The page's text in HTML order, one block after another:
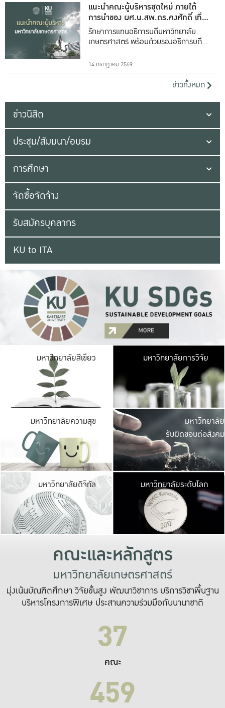
แนะนำคณะผู้บริหารชุดใหม่ ภายใต้
การนำของ ผศ.น.สพ.ดร.คงศักดิ์ เที่ยง
ธรรม
รักษาการแทนอธิการบดีมหาวิทยาลัย
เกษตรศาสตร์ พร้อมด้วยรองอธิการบดีทั้ง
14 กรกฎาคม 2569
ข่าวทั้งหมด
ข่าวนิสิต
ประชุม/สัมมนา/อบรม
การศึกษา
จัดซื้อจัดจ้าง
รับสมัครบุคลากร
KU to ITA
มหาวิทยาลัยสีเขียว มหาวิ
มีพื้นที่เขียวสดใส
เป็นป่าในเมือง เกษต
มหาวิทยาลัยการวิจัย
มหาวิทยาลัยความสุข มหาวิ
ค
เปิดประ
และพบเรื่องราวใ
มหาวิทยาลัย
รับผิดชอบต่อสังคม
มหาวิทยาลัยดิจิทัล มหาวิ
เปลี่ยนแปลง แล
เพื่อทำง
ระบบสารสนเทศ
มหาวิทยาลัยระดับโลก
คณะและหลักสูตร
มหาวิทยาลัยเกษตรศาสตร์
มุ่งเน้นบัณฑิตศึกษา วิจัยขั้นสูง พัฒนาวิชาการ บริการวิชาพื้นฐาน
บริหารโครงการพิเศษ ประสานความร่วมมือกับนานาชาติ
37
คณะ
459